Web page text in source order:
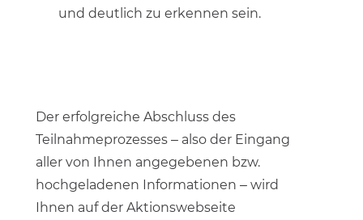
und deutlich zu erkennen sein.
Der erfolgreiche Abschluss des
Teilnahmeprozesses – also der Eingang
aller von Ihnen angegebenen bzw.
hochgeladenen Informationen – wird
Ihnen auf der Aktionswebseite